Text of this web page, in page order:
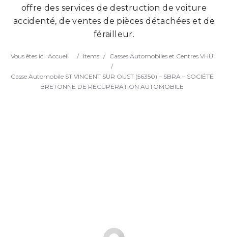
offre des services de destruction de voiture
accidenté, de ventes de pièces détachées et de
férailleur.
Vous êtes ici :Accueil / Items / Casses Automobiles et Centres VHU
/
Casse Automobile ST VINCENT SUR OUST (56350) – SBRA – SOCIÉTÉ
BRETONNE DE RÉCUPÉRATION AUTOMOBILE